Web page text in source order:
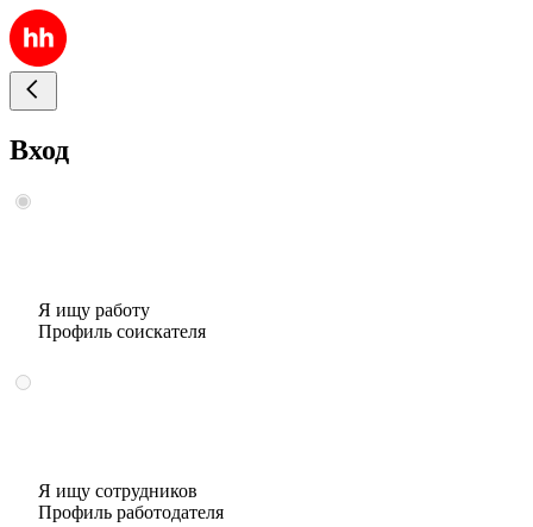
Вход
Я ищу работу
Профиль соискателя
Я ищу сотрудников
Профиль работодателя